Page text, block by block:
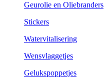
Geurolie en Oliebranders
Stickers
Watervitalisering
Wensvlaggetjes
Gelukspoppetjes